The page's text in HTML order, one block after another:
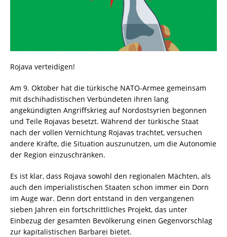
Rojava verteidigen!
Am 9. Oktober hat die türkische NATO-Armee gemeinsam
mit dschihadistischen Verbündeten ihren lang
angekündigten Angriffskrieg auf Nordostsyrien begonnen
und Teile Rojavas besetzt. Während der türkische Staat
nach der vollen Vernichtung Rojavas trachtet, versuchen
andere Kräfte, die Situation auszunutzen, um die Autonomie
der Region einzuschränken.
Es ist klar, dass Rojava sowohl den regionalen Mächten, als
auch den imperialistischen Staaten schon immer ein Dorn
im Auge war. Denn dort entstand in den vergangenen
sieben Jahren ein fortschrittliches Projekt, das unter
Einbezug der gesamten Bevölkerung einen Gegenvorschlag
zur kapitalistischen Barbarei bietet.